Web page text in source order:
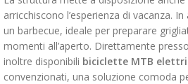
arricchiscono l’esperienza di vacanza.
un barbecue, ideale per preparare
momenti all’aperto. Direttamente
inoltre disponibili biciclette MTB
convenzionati, una soluzione comoda